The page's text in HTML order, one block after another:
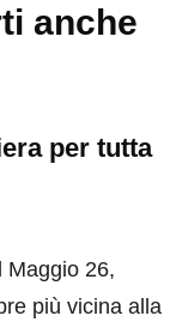
anche
per tutta
Maggio 26,
più vicina alla